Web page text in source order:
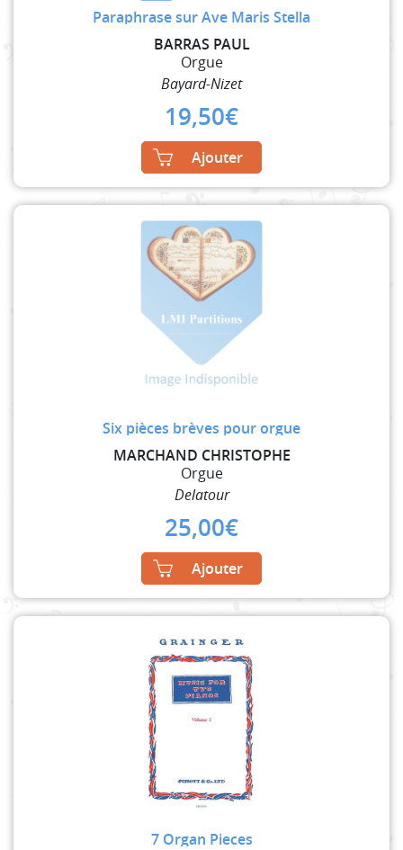
Paraphrase sur Ave Maris Stella
BARRAS PAUL
Orgue
Bayard-Nizet
19,50€
Ajouter
Six pièces brèves pour orgue
MARCHAND CHRISTOPHE
Orgue
Delatour
25,00€
Ajouter
7 Organ Pieces